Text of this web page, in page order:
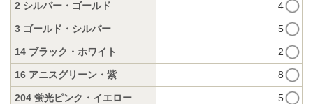
2 シルバー・ゴールド 4
3 ゴールド・シルバー 5
14 ブラック・ホワイト 2
16 アニスグリーン・紫 8
204 蛍光ピンク・イエロー 5